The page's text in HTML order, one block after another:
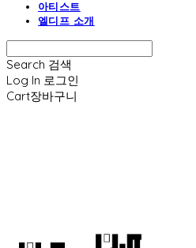
아티스트
엘디프 소개
Search 검색
Log In 로그인
Cart장바구니